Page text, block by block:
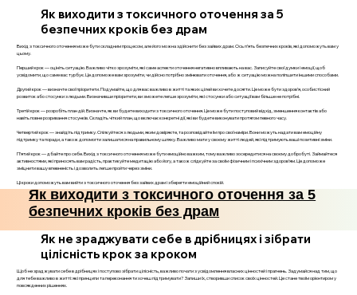
Як виходити з токсичного оточення за 5
безпечних кроків без драм
Вихід з токсичного оточення може бути складним процесом, але його можна здійснити без зайвих драм. Ось п’ять безпечних кроків, які допоможуть вам у
цьому.
Перший крок — оцініть ситуацію. Важливо чітко зрозуміти, які саме аспекти оточення негативно впливають на вас. Записуйте свої думки і емоції, щоб
усвідомити, що саме вас турбує. Це допоможе вам зрозуміти, чи дійсно потрібно змінювати оточення, або ж ситуацію можна поліпшити іншими способами.
Другий крок — визначте свої пріоритети. Подумайте, що для вас важливо в житті та яких цілей ви хочете досягти. Це може бути здоров’я, особистісний
розвиток або стосунки з людьми. Визначивши пріоритети, ви зможете легше зрозуміти, які стосунки або ситуації вам більше не потрібні.
Третій крок — розробіть план дій. Визначте, як ви будете виходити з токсичного оточення. Це може бути поступовий відхід, зменшення контактів або
навіть повне розривання стосунків. Складіть чіткий план, що включає конкретні дії, які ви будете виконувати протягом певного часу.
Четвертий крок — знайдіть підтримку. Спілкуйтеся з людьми, яким довіряєте, та розповідайте їм про свої наміри. Вони можуть надати вам емоційну
підтримку та поради, а також допомогти залишатися на правильному шляху. Важливо мати у своєму житті людей, які підтримують ваші позитивні зміни.
П’ятий крок — дбайте про себе. Вихід з токсичного оточення може бути емоційно важким, тому важливо зосередитися на своєму добробуті. Займайтеся
активностями, які приносять вам радість, практикуйте медитацію або йогу, а також слідкуйте за своїм фізичним і психічним здоров’ям. Це допоможе
зміцнити вашу впевненість і дозволить легше пройти через зміни.
Ці кроки допоможуть вам вийти з токсичного оточення без зайвих драм і зберегти емоційний спокій.
Як виходити з токсичного оточення за 5
безпечних кроків без драм
Як не зраджувати себе в дрібницях і зібрати
цілісність крок за кроком
Щоб не зраджувати себе в дрібницях і поступово зібрати цілісність, важливо почати з усвідомлення власних цінностей і прагнень. Задумайся над тим, що
для тебе важливо в житті: які принципи та переконання ти хочеш підтримувати? Запиши їх, створивши список своїх цінностей. Це стане твоїм орієнтиром у
повсякденних рішеннях.